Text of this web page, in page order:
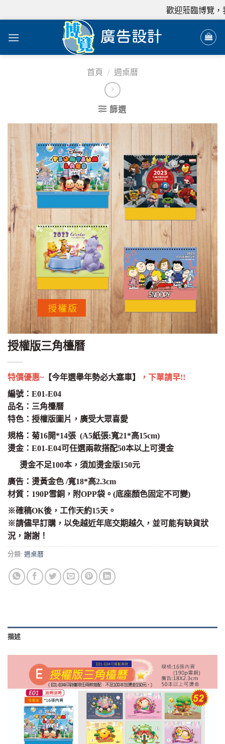
歡迎蒞臨博覽，我
首頁 / 週桌曆
篩選
授權版三角檯曆
特價優惠~【今年選舉年勢必大塞車】
，下單請早!!
編號：E01-E04
品名：三角檯曆
特色：授權版圖片，廣受大眾喜愛
規格：菊16開*14張 (A5紙張:寬21*高15cm)
燙金：E01-E04可任選兩款搭配50本以上可燙金
燙金不足100本，須加燙金版150元
廣告：燙黃金色 /寬18*高2.3cm
材質：190P雪銅，附OPP袋。(底座顏色固定不可變)
※確稿OK後，工作天約15天。
※請儘早訂購，以免越近年底交期越久，並可能有缺貨狀
況，謝謝！
分類: 週桌曆
描述